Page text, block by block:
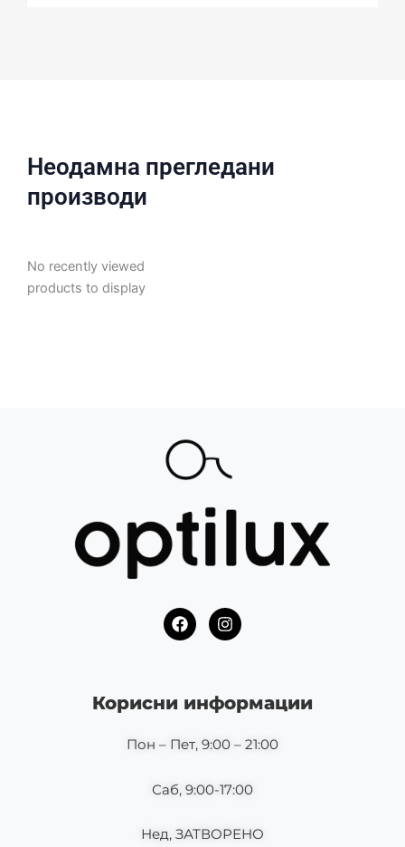
Неодамна прегледани
производи
No recently viewed
products to display
F
a
o
o
I
n
g
r
m
Корисни информации
Пон – Пет, 9:00 – 21:00
Саб, 9:00-17:00
Нед, ЗАТВОРЕНО